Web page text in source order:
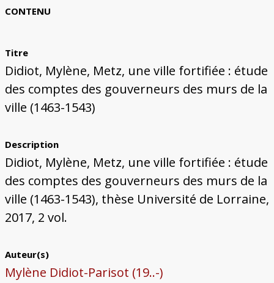
Migette
CONTENU
Titre
Didiot, Mylène, Metz, une ville fortifiée : étude
des comptes des gouverneurs des murs de la
ville (1463-1543)
Description
Didiot, Mylène, Metz, une ville fortifiée : étude
des comptes des gouverneurs des murs de la
ville (1463-1543), thèse Université de Lorraine,
2017, 2 vol.
Auteur(s)
Mylène Didiot-Parisot (19..-)